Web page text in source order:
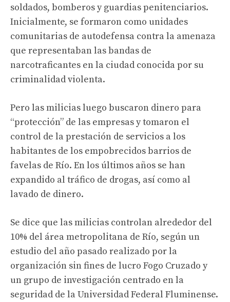
soldados, bomberos y guardias penitenciarios.
Inicialmente, se formaron como unidades
comunitarias de autodefensa contra la amenaza
que representaban las bandas de
narcotraficantes en la ciudad conocida por su
criminalidad violenta.
Pero las milicias luego buscaron dinero para
“protección” de las empresas y tomaron el
control de la prestación de servicios a los
habitantes de los empobrecidos barrios de
favelas de Río. En los últimos años se han
expandido al tráfico de drogas, así como al
lavado de dinero.
Se dice que las milicias controlan alrededor del
10% del área metropolitana de Río, según un
estudio del año pasado realizado por la
organización sin fines de lucro Fogo Cruzado y
un grupo de investigación centrado en la
seguridad de la Universidad Federal Fluminense.